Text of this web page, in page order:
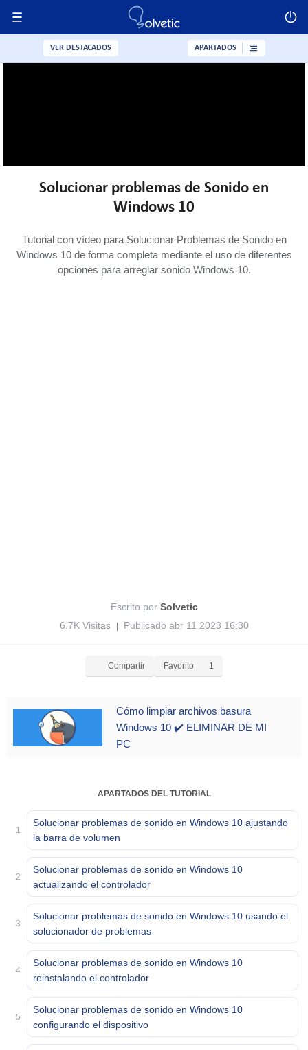
Solucionar problemas de Sonido en
Windows 10
Tutorial con vídeo para Solucionar Problemas de Sonido en
Windows 10 de forma completa mediante el uso de diferentes
opciones para arreglar sonido Windows 10.
Escrito por Solvetic
6.7K Visitas
Publicado abr 11 2023 16:30
Compartir Favorito 1
Cómo limpiar archivos basura
Windows 10 ✔️ ELIMINAR DE MI
PC
APARTADOS DEL TUTORIAL
1
Solucionar problemas de sonido en Windows 10 ajustando
la barra de volumen
2
Solucionar problemas de sonido en Windows 10
actualizando el controlador
3
Solucionar problemas de sonido en Windows 10 usando el
solucionador de problemas
4
Solucionar problemas de sonido en Windows 10
reinstalando el controlador
5
Solucionar problemas de sonido en Windows 10
configurando el dispositivo
VER DESTACADOS APARTADOS